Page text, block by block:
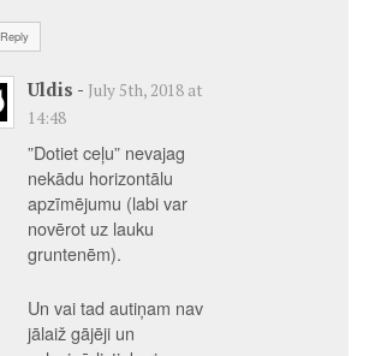
Reply
Uldis - July 5th, 2018 at
14:48
”Dotiet ceļu” nevajag
nekādu horizontālu
apzīmējumu (labi var
novērot uz lauku
gruntenēm).
Un vai tad autiņam nav
jālaiž gājēji un